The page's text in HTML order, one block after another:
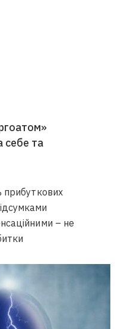
себе та
прибуткових
– не